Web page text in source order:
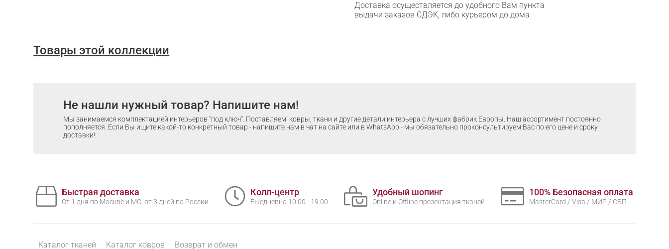
Доставка осуществляется до удобного Вам пункта
выдачи заказов СДЭК, либо курьером до дома
Товары этой коллекции
Не нашли нужный товар? Напишите нам!
Мы занимаемся комплектацией интерьеров "под ключ". Поставляем: ковры, ткани и другие детали интерьера с лучших фабрик Европы. Наш ассортимент постоянно
пополняется. Если Вы ищите какой-то конкретный товар - напишите нам в чат на сайте или в WhatsApp - мы обязательно проконсультируем Вас по его цене и сроку
доставки!
Быстрая доставка
От 1 дня по Москве и МО, от 3 дней по России
Колл-центр
Ежедневно 10:00 - 19:00
Удобный шопинг
Online и Offline презентация тканей
100% Безопасная оплата
MasterCard / Visa / МИР / СБП
Каталог тканей Каталог ковров Возврат и обмен